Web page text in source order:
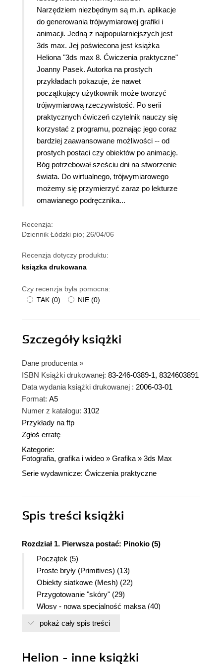
Narzędziem niezbędnym są m.in. aplikacje
do generowania trójwymiarowej grafiki i
animacji. Jedną z najpopularniejszych jest
3ds max. Jej poświecona jest książka
Heliona "3ds max 8. Ćwiczenia praktyczne"
Joanny Pasek. Autorka na prostych
przykładach pokazuje, że nawet
początkujący użytkownik może tworzyć
trójwymiarową rzeczywistość. Po serii
praktycznych ćwiczeń czytelnik nauczy się
korzystać z programu, poznając jego coraz
bardziej zaawansowane możliwości -- od
prostych postaci czy obiektów po animację.
Bóg potrzebował sześciu dni na stworzenie
świata. Do wirtualnego, trójwymiarowego
możemy się przymierzyć zaraz po lekturze
omawianego podręcznika...
Recenzja:
Dziennik Łódzki pio; 26/04/06
Recenzja dotyczy produktu:
ksiązka drukowana
Czy recenzja była pomocna:
TAK (0) NIE (0)
Szczegółyksiążki
Dane producenta »
ISBN Książki drukowanej: 83-246-0389-1, 8324603891
Data wydania książki drukowanej : 2006-03-01
Format: A5
Numer z katalogu: 3102
Przykłady na ftp
Zgłoś erratę
Kategorie:
Fotografia, grafika i wideo » Grafika » 3ds Max
Serie wydawnicze: Ćwiczenia praktyczne
Spis treści książki
Rozdział 1. Pierwsza postać: Pinokio (5)
Początek (5)
Proste bryły (Primitives) (13)
Obiekty siatkowe (Mesh) (22)
Przygotowanie "skóry" (29)
Włosy - nowa specjalność maksa (40)
Rozdział 2. Pierwsza scena: ławka pod oknem (47)
Materiały (68)
pokaż cały spis treści
Helion - inne książki